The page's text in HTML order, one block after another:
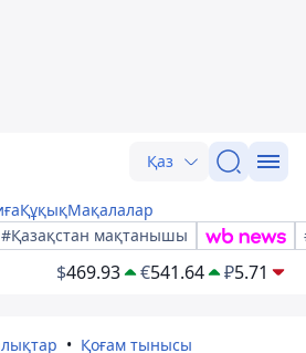
Қаз
ҚұқықМақалалар
#Қазақстан мақтанышы
$469.93 €541.64 ₽5.71
Қоғам тынысы